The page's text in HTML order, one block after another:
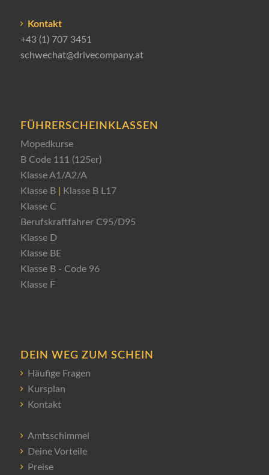
Kontakt
+43 (1) 707 3451
schwechat@drivecompany.at
FÜHRERSCHEINKLASSEN
Mopedkurse
B Code 111 (125er)
Klasse A1/A2/A
Klasse B
Klasse B L17
Klasse C
Berufskraftfahrer C95/D95
Klasse D
Klasse BE
Klasse B - Code 96
Klasse F
DEIN WEG ZUM SCHEIN
Häufige Fragen
Kursplan
Kontakt
Amtsschimmel
Deine Vorteile
Preise